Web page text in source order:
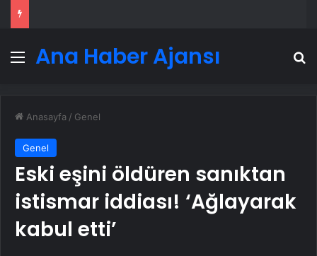
Menü
Ana Haber Ajansı
Anasayfa / Genel
Genel
Eski eşini öldüren sanıktan
istismar iddiası! ‘Ağlayarak
kabul etti’